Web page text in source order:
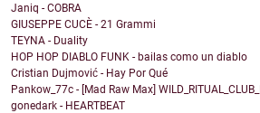
Janiq - COBRA
GIUSEPPE CUCÈ - 21 Grammi
TEYNA - Duality
HOP HOP DIABLO FUNK - bailas como un diablo
Cristian Dujmović - Hay Por Qué
Pankow_77c - [Mad Raw Max]
gonedark - HEARTBEAT